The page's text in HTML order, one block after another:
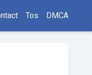
Tos DMCA